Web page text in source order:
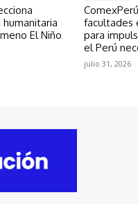
El Niño
facultades
para
el Perú
julio 31, 2026